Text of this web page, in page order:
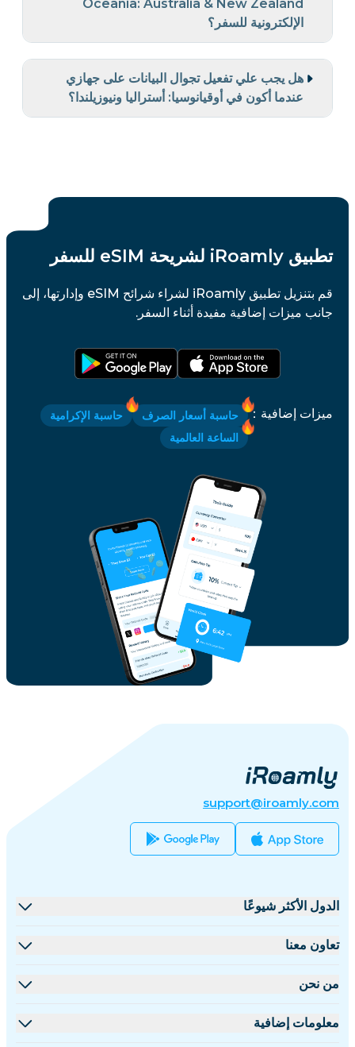
Oceania: Australia & New Zealand
الإلكترونية للسفر؟
هل يجب علي تفعيل تجوال البيانات على جهازي
عندما أكون في أوقيانوسيا: أستراليا ونيوزيلندا؟
تطبيق iRoamly لشريحة eSIM للسفر
قم بتنزيل تطبيق iRoamly لشراء شرائح eSIM وإدارتها، إلى
جانب ميزات إضافية مفيدة أثناء السفر.
ميزات إضافية ： حاسبة أسعار الصرف
حاسبة الإكرامية
الساعة العالمية
support@iroamly.com
الدول الأكثر شيوعًا
الولايات المتحدة
تركيا
فرنسا
تعاون معنا
مستندات API
من نحن
نبذة عن iRoamly
معلومات إضافية